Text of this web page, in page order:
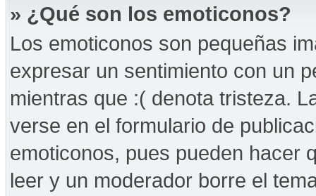
» ¿Qué son los emoticonos?
Los emoticonos son pequeñas
expresar un sentimiento con un
mientras que :( denota tristeza.
verse en el formulario de
emoticonos, pues pueden hacer
leer y un moderador borre el